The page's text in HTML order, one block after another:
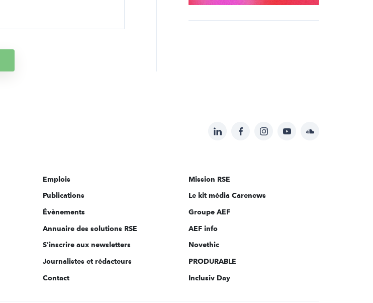
Suivez-
sur:
LinkedInFacebookInstagramYouTubeSoundcloud
Emplois
Publications
Évènements
Annuaire des solutions RSE
S'inscrire aux newsletters
Journalistes et rédacteurs
Contact
Mission RSE
Le kit média Carenews
Groupe AEF
AEF info
Novethic
PRODURABLE
Inclusiv Day